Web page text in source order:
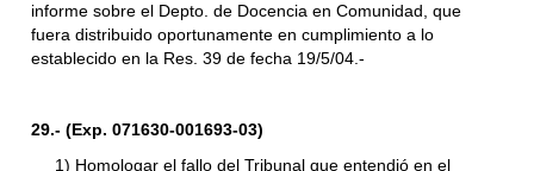
informe sobre el Depto. de Docencia en Comunidad, que
fuera distribuido oportunamente en cumplimiento a lo
establecido en la Res. 39 de fecha 19/5/04.-
29.- (Exp. 071630-001693-03)
1) Homologar el fallo del Tribunal que entendió en el